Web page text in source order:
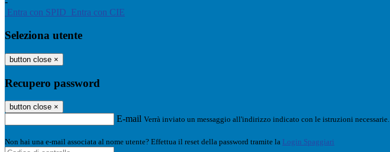
Entra con SPID Entra con CIE
Seleziona utente
button close ×
Recupero password
button close ×
E-mail Verrà inviato un messaggio all'indirizzo indicato con le istruzioni necessarie.
Non hai una e-mail associata al nome utente? Effettua il reset della password tramite la Login Spaggiari